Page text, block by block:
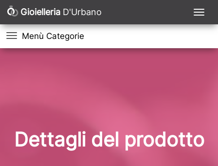
Gioielleria D'Urbano
Menù Categorie
Dettagli del prodotto